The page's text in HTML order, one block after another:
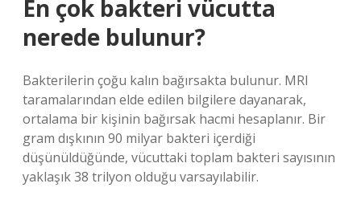
En çok bakteri vücutta
nerede bulunur?
Bakterilerin çoğu kalın bağırsakta bulunur. MRI
taramalarından elde edilen bilgilere dayanarak,
ortalama bir kişinin bağırsak hacmi hesaplanır. Bir
gram dışkının 90 milyar bakteri içerdiği
düşünüldüğünde, vücuttaki toplam bakteri sayısının
yaklaşık 38 trilyon olduğu varsayılabilir.